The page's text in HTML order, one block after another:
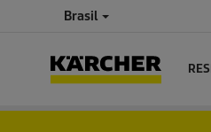
Brasil